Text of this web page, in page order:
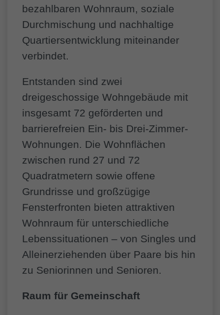
bezahlbaren Wohnraum, soziale
Durchmischung und nachhaltige
Quartiersentwicklung miteinander
verbindet.
Entstanden sind zwei
dreigeschossige Wohngebäude mit
insgesamt 72 geförderten und
barrierefreien Ein- bis Drei-Zimmer-
Wohnungen. Die Wohnflächen
zwischen rund 27 und 72
Quadratmetern sowie offene
Grundrisse und großzügige
Fensterfronten bieten attraktiven
Wohnraum für unterschiedliche
Lebenssituationen – von Singles und
Alleinerziehenden über Paare bis hin
zu Seniorinnen und Senioren.
Raum für Gemeinschaft